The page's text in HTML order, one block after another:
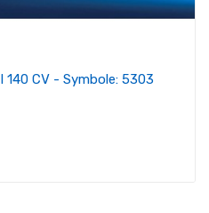
140 CV - Symbole: 5303